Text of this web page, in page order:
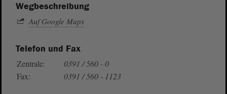
Wegbeschreibung
Auf Google Maps
Telefon und Fax
Zentrale:
0391 / 560 - 0
Fax:
0391 / 560 - 1123